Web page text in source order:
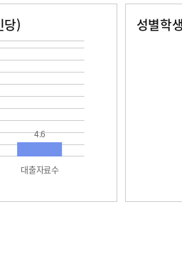
당)
대출자료수
4.6
성별학